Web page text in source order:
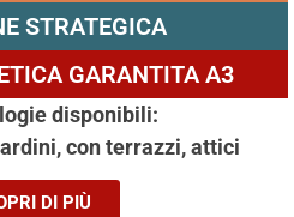
STRATEGICA
GARANTITA A3
disponibili:
con terrazzi, attici
DI PIÙ